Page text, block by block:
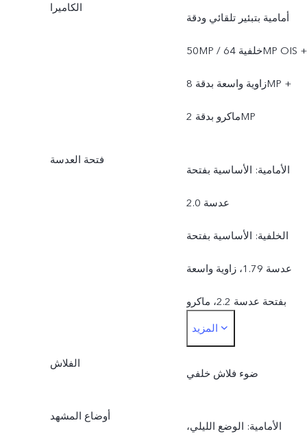
الكاميرا
أمامية بتبئير تلقائي ودقة
50MP / خلفية 64MP OIS +
زاوية واسعة بدقة 8MP +
ماكرو بدقة 2MP
فتحة العدسة
الأمامية: الأساسية بفتحة
عدسة 2.0
الخلفية: الأساسية بفتحة
عدسة 1.79، زاوية واسعة
بفتحة عدسة 2.2، ماكرو
بفتحة عدسة 2.4
المزيد
الفلاش
ضوء فلاش خلفي
أوضاع المشهد
الأمامية: الوضع الليلي،